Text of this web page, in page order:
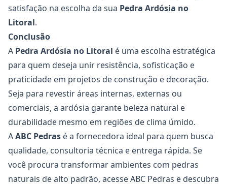
satisfação na escolha da sua Pedra Ardósia no
Litoral.
Conclusão
A Pedra Ardósia no Litoral é uma escolha estratégica
para quem deseja unir resistência, sofisticação e
praticidade em projetos de construção e decoração.
Seja para revestir áreas internas, externas ou
comerciais, a ardósia garante beleza natural e
durabilidade mesmo em regiões de clima úmido.
AABC Pedras é a fornecedora ideal para quem busca
qualidade, consultoria técnica e entrega rápida. Se
você procura transformar ambientes com pedras
naturais de alto padrão, acesseABC Pedras e descubra